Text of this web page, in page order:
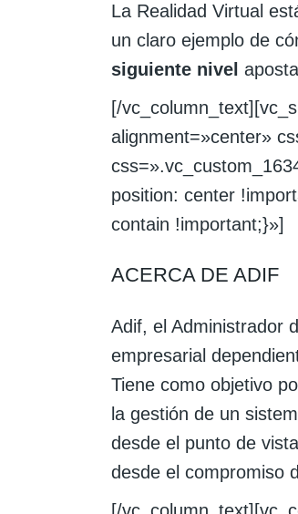
La Realidad Virtual
un claro ejemplo de
siguiente nivel
[/
alignment=»center»
position: center
contain !important;}»]
ACERCA DE ADIF
Adif, el Administrador
empresarial
Tiene como objetivo
la gestión de un
desde el punto de
desde el compromiso